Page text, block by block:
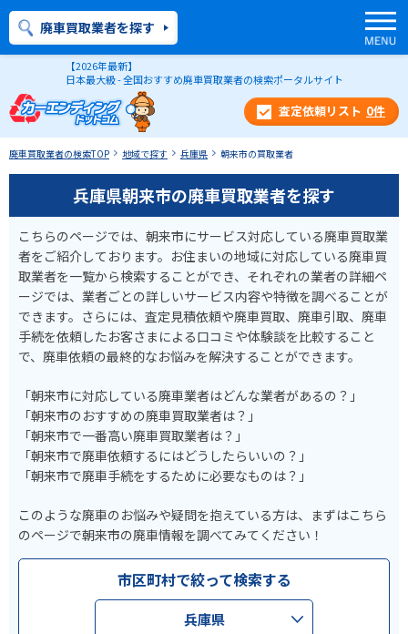
【2026年最新】
日本最大級 - 全国おすすめ廃車買取業者の検索ポータルサイト
0件
廃車買取業者を探す
廃車買取業者の検索TOP 地域で探す 兵庫県 朝来市の買取業者
兵庫県朝来市の廃車買取業者を探す
こちらのページでは、朝来市にサービス対応している廃車買取業
者をご紹介しております。お住まいの地域に対応している廃車買
取業者を一覧から検索することができ、それぞれの業者の詳細ペ
ージでは、業者ごとの詳しいサービス内容や特徴を調べることが
できます。さらには、査定見積依頼や廃車買取、廃車引取、廃車
手続を依頼したお客さまによる口コミや体験談を比較すること
で、廃車依頼の最終的なお悩みを解決することができます。
「朝来市に対応している廃車業者はどんな業者があるの？」
「朝来市のおすすめの廃車買取業者は？」
「朝来市で一番高い廃車買取業者は？」
「朝来市で廃車依頼するにはどうしたらいいの？」
「朝来市で廃車手続をするために必要なものは？」
このような廃車のお悩みや疑問を抱えている方は、まずはこちら
のページで朝来市の廃車情報を調べてみてください！
市区町村で絞って検索する
兵庫県